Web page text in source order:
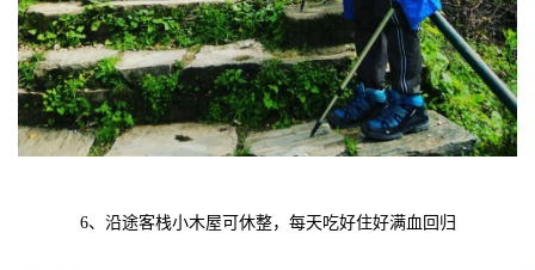
6、沿途客栈小木屋可休整，每天吃好住好满血回归